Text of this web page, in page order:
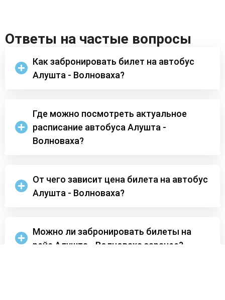
Ответы на частые вопросы
Как забронировать билет на автобус
Алушта - Волноваха?
Где можно посмотреть актуальное
расписание автобуса Алушта -
Волноваха?
От чего зависит цена билета на автобус
Алушта - Волноваха?
Можно ли забронировать билеты на
рейс Алушта - Волноваха заранее?